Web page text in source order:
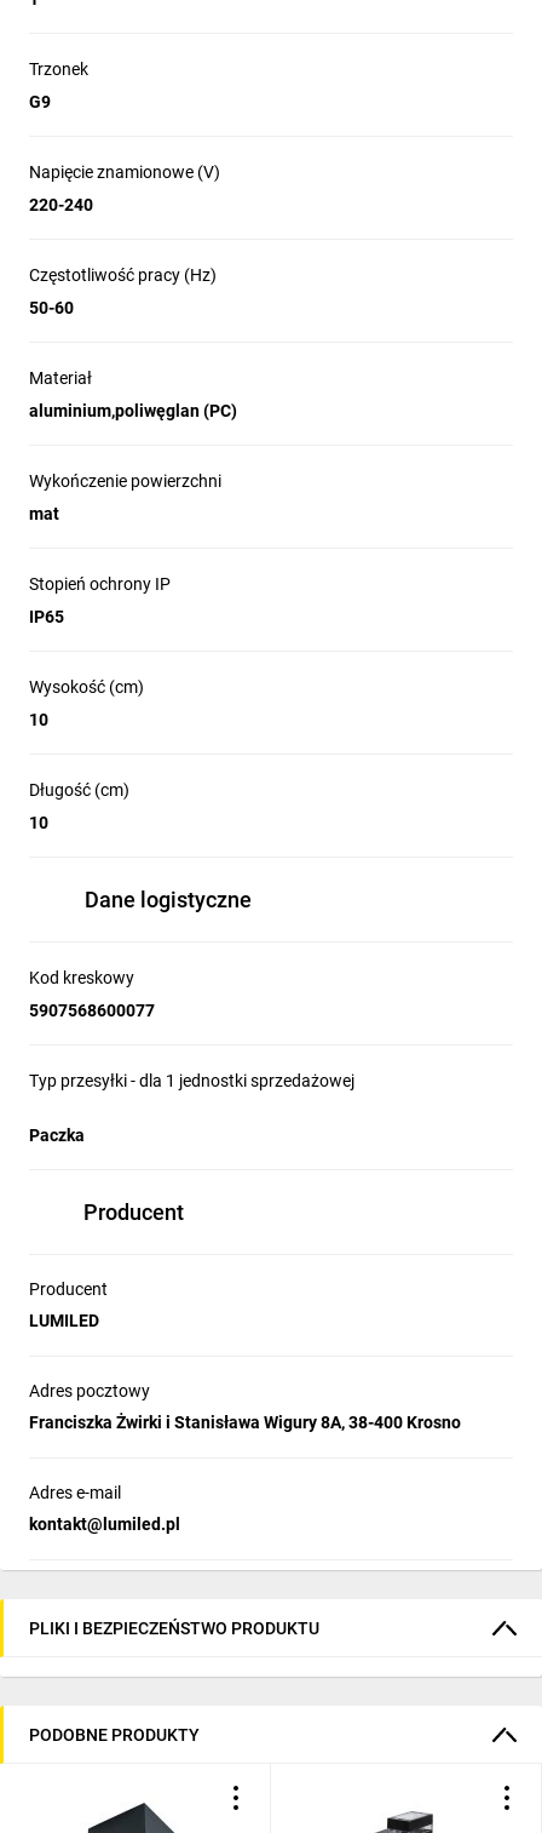
Trzonek
G9
Napięcie znamionowe (V)
220-240
Częstotliwość pracy (Hz)
50-60
Materiał
aluminium,poliwęglan (PC)
Wykończenie powierzchni
mat
Stopień ochrony IP
IP65
Wysokość (cm)
10
Długość (cm)
10
Dane logistyczne
Kod kreskowy
5907568600077
Typ przesyłki - dla 1 jednostki sprzedażowej
Paczka
Producent
Producent
LUMILED
Adres pocztowy
Franciszka Żwirki i Stanisława Wigury 8A, 38-400 Krosno
Adres e-mail
kontakt@lumiled.pl
PLIKI I BEZPIECZEŃSTWO PRODUKTU
PODOBNE PRODUKTY